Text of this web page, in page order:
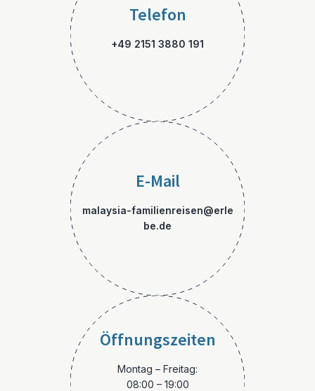
Telefon
+49 2151 3880 191
E-Mail
malaysia-familienreisen@erle
be.de
Öffnungszeiten
Montag – Freitag:
08:00 – 19:00